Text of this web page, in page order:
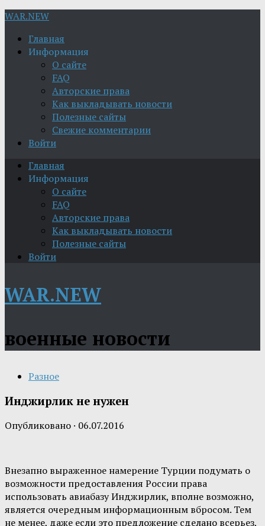
WAR.NEW
Главная
Информация
О сайте
FAQ
Авторские права
Как выкладывать новости
Полезные сайты
Свежие комментарии
Войти
Главная
Информация
О сайте
FAQ
Авторские права
Как выкладывать новости
Полезные сайты
Войти
WAR.NEW
военные новости
Разное
Инджирлик не нужен
Опубликовано · 06.07.2016
Внезапно выраженное намерение Турции подумать о
возможности предоставления России права
использовать авиабазу Инджирлик, вполне возможно,
является очередным информационным вбросом. Тем
не менее, даже если это предложение сделано всерьез,